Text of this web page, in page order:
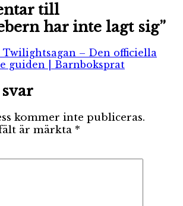
till
har inte lagt sig”
Twilightsagan – Den officiella
guiden | Barnboksprat
kommer inte publiceras.
är märkta *